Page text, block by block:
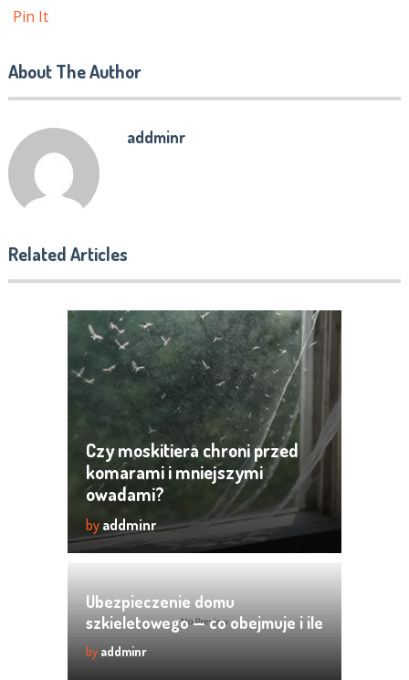
Pin It
About The Author
addminr
Related Articles
Czy moskitiera chroni przed
komarami i mniejszymi
owadami?
by addminr
Ubezpieczenie domu
szkieletowego — co obejmuje i ile
kosztuje?
by addminr